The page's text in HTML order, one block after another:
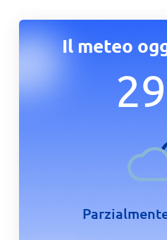
Il meteo
29